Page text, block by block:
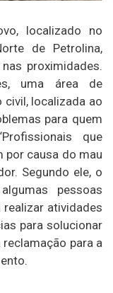
localizado no
de Petrolina,
proximidades.
uma área de
localizada ao
para quem
que
por causa do mau
Segundo ele, o
pessoas
atividades
para solucionar
para a